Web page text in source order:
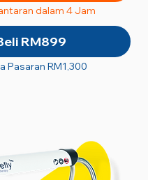
dalam 4 Jam
RM899
Pasaran RM1,300